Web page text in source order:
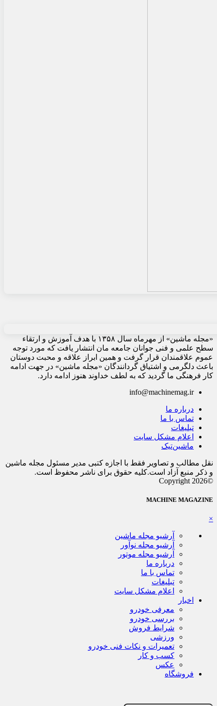
«مجله ماشین» از مهرماه سال ۱۳۵۸ با هدف آموزش و ارتقاء
سطح علمی و فنی جوانان جامعه مان انتشار یافت که مورد توجه
عموم علاقمندان قرار گرفت و همین ابراز علاقه و محبت دوستان
باعث دلگرمی و اشتیاق گردانندگان «مجله ماشین» در جهت ادامه
کار فرهنگی ما گردید که به لطف خداوند هنوز ادامه دارد.
info@machinemag.ir
درباره ما
تماس با ما
تبلیغات
اعلام مشکل سایت
ماشین‌تیک
نقل مطالب و تصاویر فقط با اجازه کتبی مدیر مسئول مجله ماشین
و ذکر منبع آزاد است.کلیه حقوق برای ناشر محفوظ است.
©Copyright 2026
MACHINE MAGAZINE
×
آرشیو مجله ماشین
آرشیو مجله نوآور
آرشیو مجله موتور
درباره ما
تماس با ما
تبلیغات
اعلام مشکل سایت
اخبار
معرفی خودرو
بررسی خودرو
شرایط فروش
ورزشی
تعمیرات و نکات فنی خودرو
کسب و کار
عکس
فروشگاه